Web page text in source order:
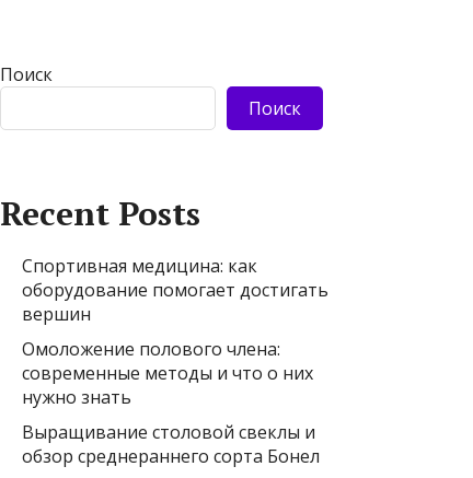
Поиск
Поиск
Recent Posts
Спортивная медицина: как
оборудование помогает достигать
вершин
Омоложение полового члена:
современные методы и что о них
нужно знать
Выращивание столовой свеклы и
обзор среднераннего сорта Бонел